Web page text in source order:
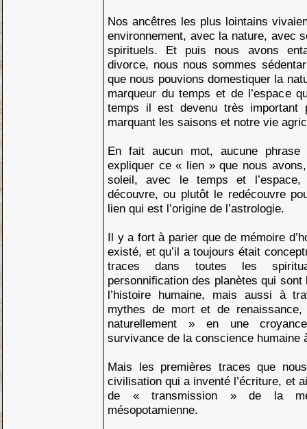
Nos ancêtres les plus lointains
environnement, avec la nature, avec
spirituels. Et puis nous avons
divorce, nous nous sommes
que nous pouvions domestiquer la
marqueur du temps et de l’espace
temps il est devenu très important
marquant les saisons et notre vie
En fait aucun mot, aucune phrase
expliquer ce « lien » que nous
soleil, avec le temps et
découvre, ou plutôt le redécouvre
lien qui est l’origine de l’astrologie.
Il y a fort à parier que de mémoire
existé, et qu’il a toujours était
traces dans toutes les
personnification des planètes qui
l’histoire humaine, mais aussi à
mythes de mort et de
naturellement » en une
survivance de la conscience humaine
Mais les premières traces que
civilisation qui a inventé l’écriture, et
de « transmission » de la
mésopotamienne.